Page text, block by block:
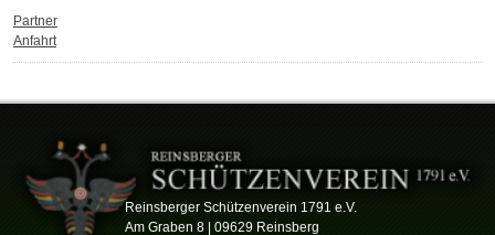
Partner
Anfahrt
Reinsberger Schützenverein 1791 e.V.
Am Graben 8 | 09629 Reinsberg